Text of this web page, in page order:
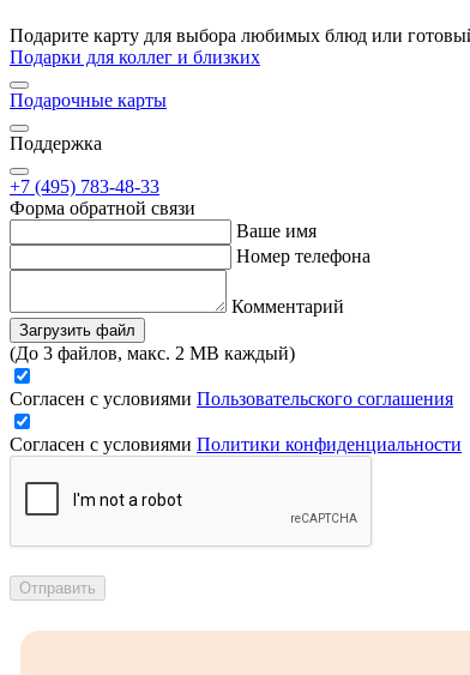
Подарите карту для выбора любимых блюд или
Подарки для коллег и близких
Подарочные карты
Поддержка
+7 (495) 783-48-33
Форма обратной связи
Ваше имя
Номер телефона
Комментарий
Загрузить файл
(До 3 файлов, макс. 2 MB каждый)
Согласен с условиями Пользовательского соглашения
Согласен с условиями Политики конфиденциальности
Отправить